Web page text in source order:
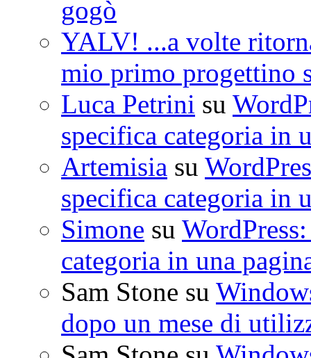
gogò
YALV! ...a volte
mio primo progettino
Luca Petrini su
specifica categoria in
Artemisia su
specifica categoria in
Simone su
categoria in una
Sam Stone su
dopo un mese di